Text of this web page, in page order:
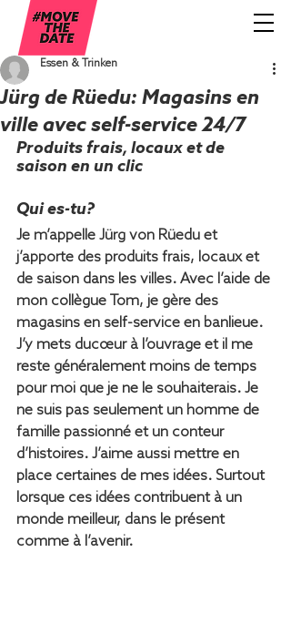
Jürg de Rüedu: Magasins en
ville avec self-service 24/7
Essen & Trinken
Produits frais, locaux et de
saison en un clic
Qui es-tu?
Je m’appelle Jürg von Rüedu et
j’apporte des produits frais, locaux et
de saison dans les villes. Avec l’aide de
mon collègue Tom, je gère des
magasins en self-service en banlieue.
J’y mets ducœur à l’ouvrage et il me
reste généralement moins de temps
pour moi que je ne le souhaiterais. Je
ne suis pas seulement un homme de
famille passionné et un conteur
d’histoires. J’aime aussi mettre en
place certaines de mes idées. Surtout
lorsque ces idées contribuent à un
monde meilleur, dans le présent
comme à l’avenir.